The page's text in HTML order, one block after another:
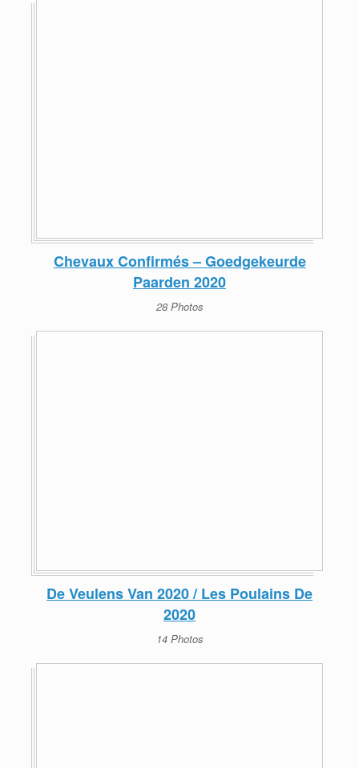
Chevaux Confirmés – Goedgekeurde
Paarden 2020
28 Photos
De Veulens Van 2020 / Les Poulains De
2020
14 Photos